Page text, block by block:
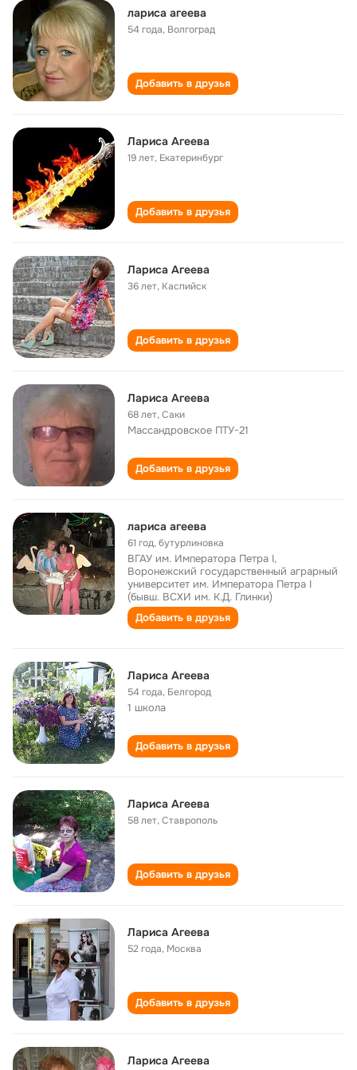
лариса агеева
54 года, Волгоград
Добавить в друзья
Лариса Агеева
19 лет, Екатеринбург
Добавить в друзья
Лариса Агеева
36 лет, Каспийск
Добавить в друзья
Лариса Агеева
68 лет,Саки
Массандровское ПТУ-21
Добавить в друзья
лариса агеева
61 год,бутурлиновка
ВГАУ им. Императора Петра I,
Воронежский государственный аграрный
университет им. Императора Петра I
(бывш. ВСХИ им. К.Д. Глинки)
Добавить в друзья
Лариса Агеева
54 года, Белгород
1 школа
Добавить в друзья
Лариса Агеева
58 лет,Ставрополь
Добавить в друзья
Лариса Агеева
52 года, Москва
Добавить в друзья
Лариса Агеева